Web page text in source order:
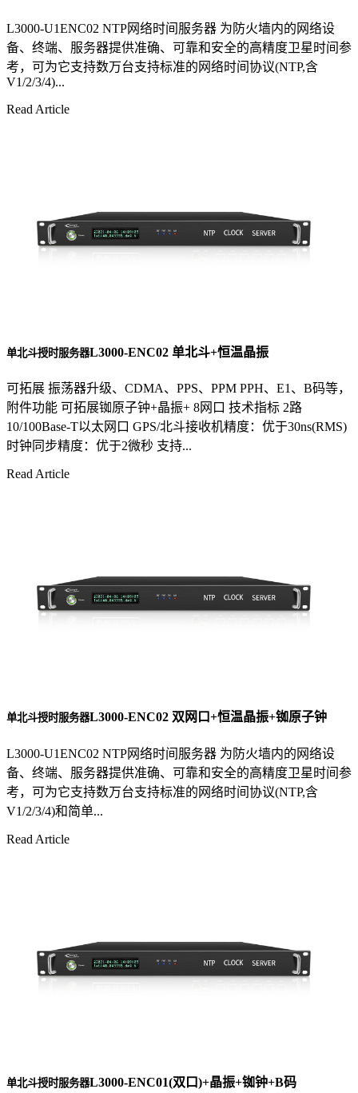
L3000-U1ENC02 NTP网络时间服务器 为防火墙内的网络设
备、终端、服务器提供准确、可靠和安全的高精度卫星时间参
考，可为它支持数万台支持标准的网络时间协议(NTP,含
V1/2/3/4)...
Read Article
单北斗授时服务器L3000-ENC02 单北斗+恒温晶振
可拓展 振荡器升级、CDMA、PPS、PPM PPH、E1、B码等，
附件功能 可拓展铷原子钟+晶振+ 8网口 技术指标 2路
10/100Base-T以太网口 GPS/北斗接收机精度：优于30ns(RMS)
时钟同步精度：优于2微秒 支持...
Read Article
单北斗授时服务器L3000-ENC02 双网口+恒温晶振+铷原子钟
L3000-U1ENC02 NTP网络时间服务器 为防火墙内的网络设
备、终端、服务器提供准确、可靠和安全的高精度卫星时间参
考，可为它支持数万台支持标准的网络时间协议(NTP,含
V1/2/3/4)和简单...
Read Article
单北斗授时服务器L3000-ENC01(双口)+晶振+铷钟+B码